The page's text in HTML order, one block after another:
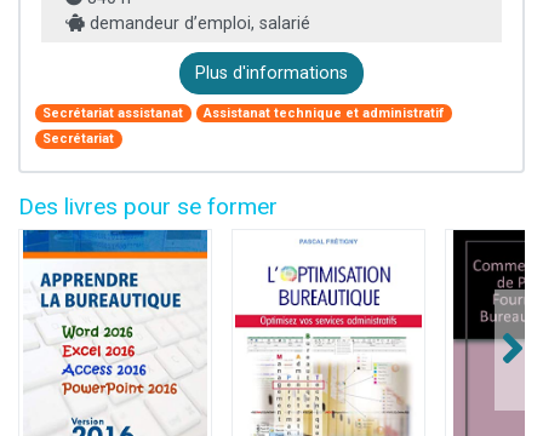
demandeur d’emploi, salarié
Plus d'informations
Secrétariat assistanat
Assistanat technique et administratif
Secrétariat
Des livres pour se former